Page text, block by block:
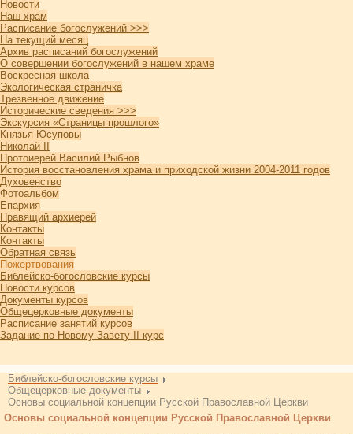
Новости
Наш храм
Расписание богослужений >>>
На текущий месяц
Архив расписаний богослужений
О совершении богослужений в нашем храме
Воскресная школа
Экологическая страничка
Трезвенное движение
Исторические сведения >>>
Экскурсия «Страницы прошлого»
Князья Юсуповы
Николай II
Протоиерей Василий Рыбнов
История восстановления храма и приходской жизни 2004-2011 годов
Духовенство
Фотоальбом
Епархия
Правящий архиерей
Контакты
Контакты
Обратная связь
Пожертвования
Библейско-богословские курсы
Новости курсов
Документы курсов
Общецерковные документы
Расписание занятий курсов
Задание по Новому Завету II курс
Библейско-богословские курсы
Общецерковные документы
Основы социальной концепции Русской Православной Церкви
Основы социальной концепции Русской Православной Церкви